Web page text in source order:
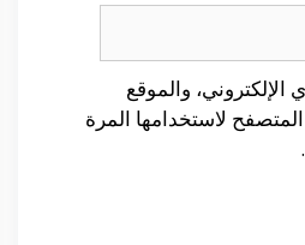
والموقع
لاستخدامها المرة